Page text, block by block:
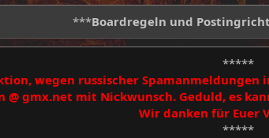
***Boardregeln und
*****
wegen russischer
@ gmx.net mit Nickwunsch. Geduld, es
Wir danken für Euer
*****